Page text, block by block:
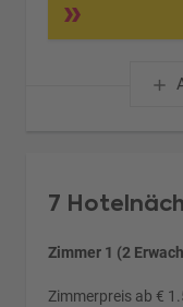
7
Zimmer 1 (2
Zimmerpreis ab €